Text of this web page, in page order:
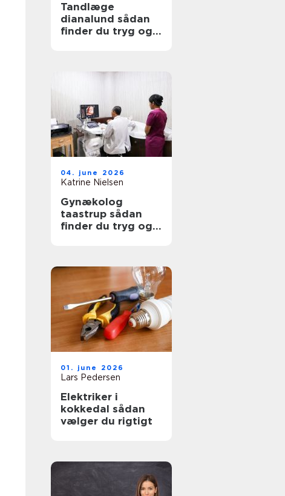
Tandlæge
dianalund sådan
finder du tryg og
04. june 2026
Katrine Nielsen
Gynækolog
taastrup sådan
finder du tryg og
01. june 2026
Lars Pedersen
Elektriker i
kokkedal sådan
vælger du rigtigt